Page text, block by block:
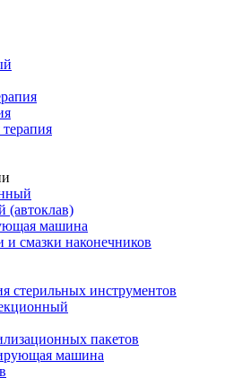
(автоклав)
машина
и смазки наконечников
стерильных инструментов
пакетов
машина